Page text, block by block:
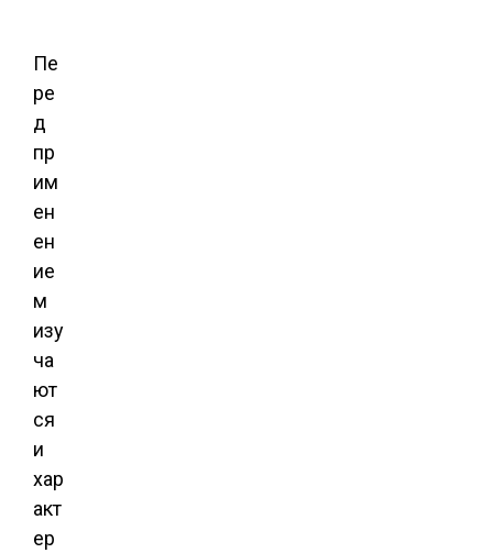
Пе
ре
д
пр
им
ен
ен
ие
м
изу
ча
ют
ся
и
хар
акт
ер